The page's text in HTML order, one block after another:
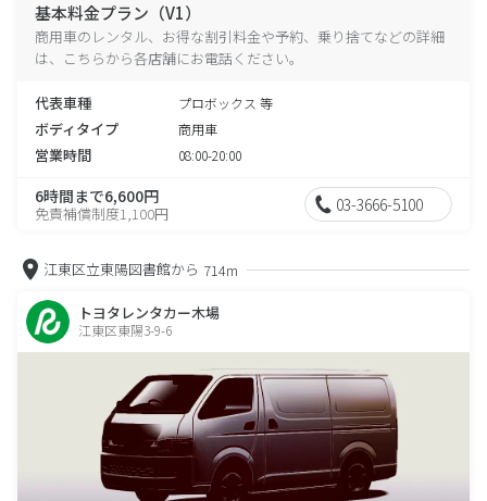
基本料金プラン（V1）
商用車のレンタル、お得な割引料金や予約、乗り捨てなどの詳細
は、こちらから各店舗にお電話ください。
代表車種 プロボックス 等
ボディタイプ 商用車
営業時間 08:00-20:00
6時間まで6,600円
免責補償制度1,100円 03-3666-5100
江東区立東陽図書館から 714m
トヨタレンタカー木場
江東区東陽3-9-6